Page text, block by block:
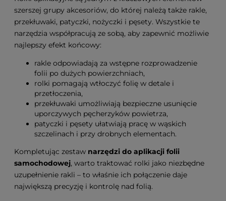
szerszej grupy akcesoriów, do której należą także rakle,
przekłuwaki, patyczki, nożyczki i pęsety. Wszystkie te
narzędzia współpracują ze sobą, aby zapewnić możliwie
najlepszy efekt końcowy:
rakle odpowiadają za wstępne rozprowadzenie
folii po dużych powierzchniach,
rolki pomagają wtłoczyć folię w detale i
przetłoczenia,
przekłuwaki umożliwiają bezpieczne usunięcie
uporczywych pęcherzyków powietrza,
patyczki i pęsety ułatwiają pracę w wąskich
szczelinach i przy drobnych elementach.
Kompletując zestaw narzędzi do aplikacji folii
samochodowej, warto traktować rolki jako niezbędne
uzupełnienie rakli – to właśnie ich połączenie daje
największą precyzję i kontrolę nad folią.